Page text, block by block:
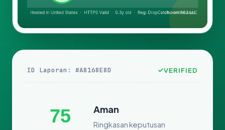
ID Laporan: #A8168E8D VERIFIED
75 Aman
Ringkasan keputusan